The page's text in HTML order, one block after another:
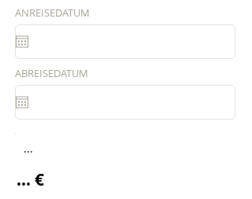
ANREISEDATUM
ABREISEDATUM
...
... €